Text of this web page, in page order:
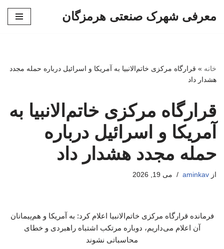
معرفی شهرک صنعتی هرمزگان
خانه » قرارگاه مرکزی خاتم‌الانبیا به آمریکا و اسرائیل درباره حمله مجدد
هشدار داد
قرارگاه مرکزی خاتم‌الانبیا به
آمریکا و اسرائیل درباره
حمله مجدد هشدار داد
از aminkav می 19, 2026
فرمانده قرارگاه مرکزی خاتم‌الانبیا اعلام کرد: به آمریکا و هم‌پیمانان
آن اعلام می‌داریم، دوباره مرتکب اشتباه راهبردی و خطای
محاسباتی نشوند